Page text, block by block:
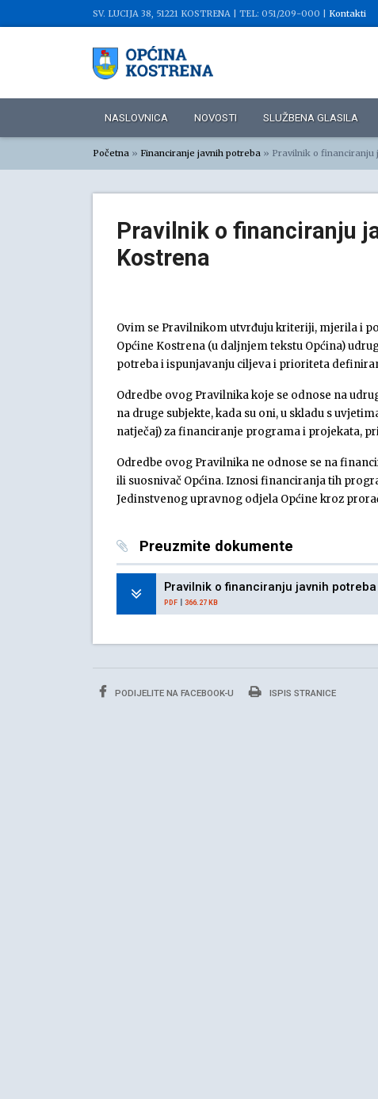
SV. LUCIJA 38, 51221 KOSTRENA | TEL: 051/209-000 | Kontakti
NASLOVNICA NOVOSTI SLUŽBENA GLASILA
Početna » Financiranje javnih potreba » Pravilnik o financiranju
Pravilnik o financiranju
Kostrena
Ovim se Pravilnikom utvrđuju kriteriji, mjerila i
Općine Kostrena (u daljnjem tekstu Općina)
potreba i ispunjavanju ciljeva i prioriteta
Odredbe ovog Pravilnika koje se odnose na
na druge subjekte, kada su oni, u skladu s
natječaj) za financiranje programa i projekata,
Odredbe ovog Pravilnika ne odnose se na
ili suosnivač Općina. Iznosi financiranja tih
Jedinstvenog upravnog odjela Općine kroz
Preuzmite dokumente
Pravilnik o financiranju javnih
PDF | 366.27 KB
PODIJELITE NA FACEBOOK-U ISPIS STRANICE